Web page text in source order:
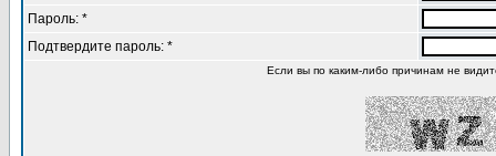
Пароль: *
Подтвердите пароль: *
Если вы по каким-либо причинам не